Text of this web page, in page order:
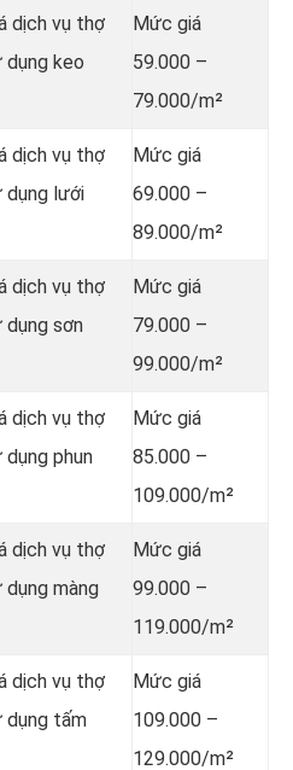
dịch vụ thợ
dụng keo
Mức giá
59.000 –
79.000/m²
dịch vụ thợ
dụng lưới
Mức giá
69.000 –
89.000/m²
dịch vụ thợ
sơn
Mức giá
79.000 –
99.000/m²
dịch vụ thợ
dụng phun
Mức giá
85.000 –
109.000/m²
dịch vụ thợ
dụng màng
Mức giá
99.000 –
119.000/m²
dịch vụ thợ
dụng tấm
Mức giá
109.000 –
129.000/m²